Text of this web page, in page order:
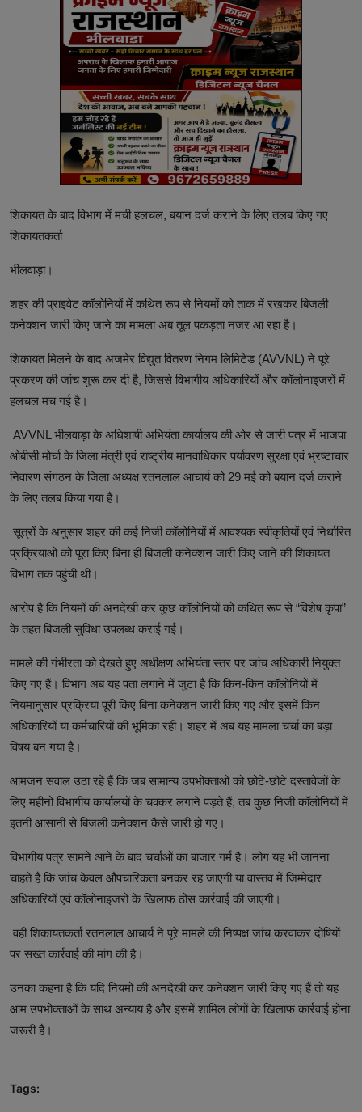
शिकायत के बाद विभाग में मची हलचल, बयान दर्ज कराने के लिए तलब किए गए
शिकायतकर्ता
भीलवाड़ा।
शहर की प्राइवेट कॉलोनियों में कथित रूप से नियमों को ताक में रखकर बिजली
कनेक्शन जारी किए जाने का मामला अब तूल पकड़ता नजर आ रहा है।
शिकायत मिलने के बाद अजमेर विद्युत वितरण निगम लिमिटेड (AVVNL) ने पूरे
प्रकरण की जांच शुरू कर दी है, जिससे विभागीय अधिकारियों और कॉलोनाइजरों में
हलचल मच गई है।
AVVNL भीलवाड़ा के अधिशाषी अभियंता कार्यालय की ओर से जारी पत्र में भाजपा
ओबीसी मोर्चा के जिला मंत्री एवं राष्ट्रीय मानवाधिकार पर्यावरण सुरक्षा एवं भ्रष्टाचार
निवारण संगठन के जिला अध्यक्ष रतनलाल आचार्य को 29 मई को बयान दर्ज कराने
के लिए तलब किया गया है।
सूत्रों के अनुसार शहर की कई निजी कॉलोनियों में आवश्यक स्वीकृतियों एवं निर्धारित
प्रक्रियाओं को पूरा किए बिना ही बिजली कनेक्शन जारी किए जाने की शिकायत
विभाग तक पहुंची थी।
आरोप है कि नियमों की अनदेखी कर कुछ कॉलोनियों को कथित रूप से “विशेष कृपा”
के तहत बिजली सुविधा उपलब्ध कराई गई।
मामले की गंभीरता को देखते हुए अधीक्षण अभियंता स्तर पर जांच अधिकारी नियुक्त
किए गए हैं। विभाग अब यह पता लगाने में जुटा है कि किन-किन कॉलोनियों में
नियमानुसार प्रक्रिया पूरी किए बिना कनेक्शन जारी किए गए और इसमें किन
अधिकारियों या कर्मचारियों की भूमिका रही। शहर में अब यह मामला चर्चा का बड़ा
विषय बन गया है।
आमजन सवाल उठा रहे हैं कि जब सामान्य उपभोक्ताओं को छोटे-छोटे दस्तावेजों के
लिए महीनों विभागीय कार्यालयों के चक्कर लगाने पड़ते हैं, तब कुछ निजी कॉलोनियों में
इतनी आसानी से बिजली कनेक्शन कैसे जारी हो गए।
विभागीय पत्र सामने आने के बाद चर्चाओं का बाजार गर्म है। लोग यह भी जानना
चाहते हैं कि जांच केवल औपचारिकता बनकर रह जाएगी या वास्तव में जिम्मेदार
अधिकारियों एवं कॉलोनाइजरों के खिलाफ ठोस कार्रवाई की जाएगी।
वहीं शिकायतकर्ता रतनलाल आचार्य ने पूरे मामले की निष्पक्ष जांच करवाकर दोषियों
पर सख्त कार्रवाई की मांग की है।
उनका कहना है कि यदि नियमों की अनदेखी कर कनेक्शन जारी किए गए हैं तो यह
आम उपभोक्ताओं के साथ अन्याय है और इसमें शामिल लोगों के खिलाफ कार्रवाई होना
जरूरी है।
Tags: